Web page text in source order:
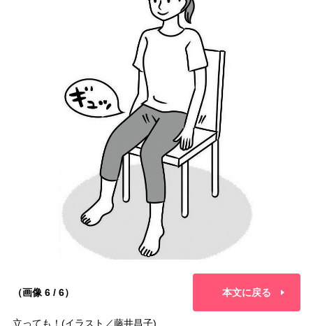
（画像 6 / 6） 本文に戻る
立っても！(イラスト／藤井昌子)